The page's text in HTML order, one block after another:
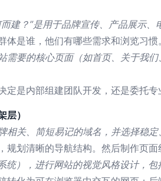
建？”是用于品牌宣传、产品展示
体是谁，他们有哪些需求和浏览习
需要的核心页面（如首页、关于我
定是内部组建团队开发，还是委托
层）
相关、简短易记的域名，并选择稳
规划清晰的导航结构。然后制作页
统），进行网站的视觉风格设计，